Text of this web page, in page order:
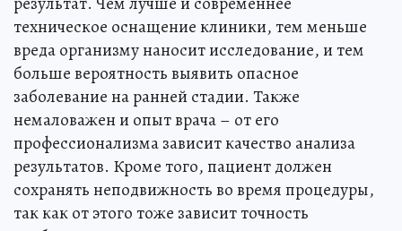
техническое оснащение клиники, тем меньше
вреда организму наносит исследование, и тем
больше вероятность выявить опасное
заболевание на ранней стадии. Также
немаловажен и опыт врача – от его
профессионализма зависит качество анализа
результатов. Кроме того, пациент должен
сохранять неподвижность во время процедуры,
так как от этого тоже зависит точность